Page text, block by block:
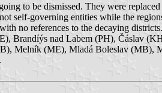
to be dismissed. They were
self-governing entities while the
no references to the decaying
Brandíýs nad Labem (PH), Čáslav
Melník (ME), Mladá Boleslav (MB),